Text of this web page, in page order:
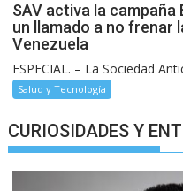
SAV activa la campaña
un llamado a no frenar
Venezuela
ESPECIAL. – La Sociedad
Salud y Tecnología
CURIOSIDADES Y